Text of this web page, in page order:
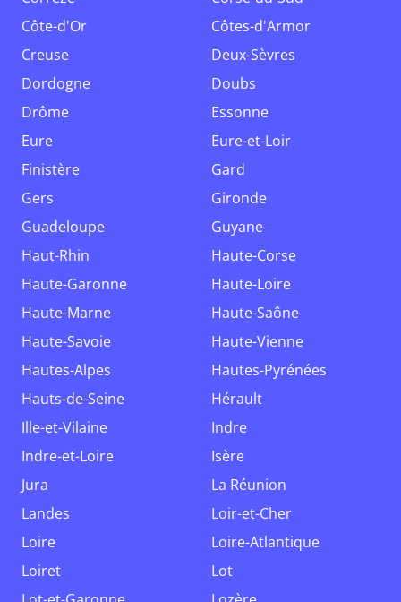
Côte-d'Or
Côtes-d'Armor
Creuse
Deux-Sèvres
Dordogne
Doubs
Drôme
Essonne
Eure
Eure-et-Loir
Finistère
Gard
Gers
Gironde
Guadeloupe
Guyane
Haut-Rhin
Haute-Corse
Haute-Garonne
Haute-Loire
Haute-Marne
Haute-Saône
Haute-Savoie
Haute-Vienne
Hautes-Alpes
Hautes-Pyrénées
Hauts-de-Seine
Hérault
Ille-et-Vilaine
Indre
Indre-et-Loire
Isère
Jura
La Réunion
Landes
Loir-et-Cher
Loire
Loire-Atlantique
Loiret
Lot